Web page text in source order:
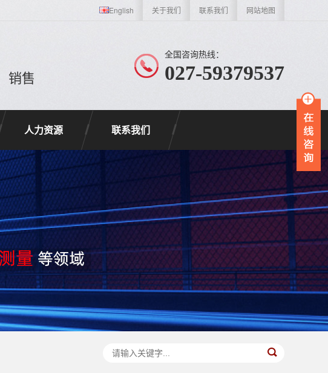
English 关于我们 联系我们 网站地图
销售
全国咨询热线：
027-59379537
人力资源 联系我们